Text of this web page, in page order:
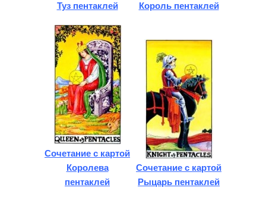
Туз пентаклей
Король пентаклей
Сочетание с картой
Королева
пентаклей
Сочетание с картой
Рыцарь пентаклей